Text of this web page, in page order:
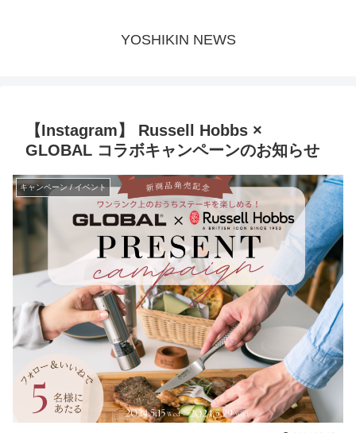
YOSHIKIN NEWS
【Instagram】 Russell Hobbs ×
GLOBAL コラボキャンペーンのお知らせ
キャンペーン / イベント